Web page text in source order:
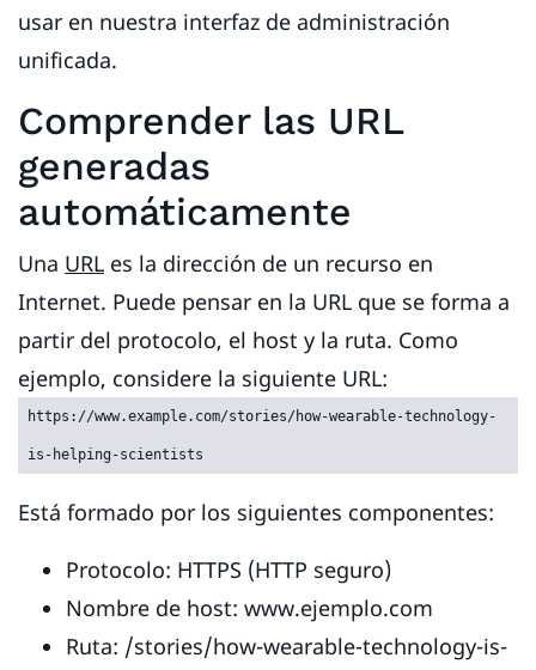
usar en nuestra interfaz de administración
unificada.
Comprender las URL
generadas
automáticamente
Una URL es la dirección de un recurso en
Internet. Puede pensar en la URL que se forma a
partir del protocolo, el host y la ruta. Como
ejemplo, considere la siguiente URL:
https://www.example.com/stories/how-wearable-technology-
is-helping-scientists
Está formado por los siguientes componentes:
Protocolo: HTTPS (HTTP seguro)
Nombre de host: www.ejemplo.com
Ruta: /stories/how-wearable-technology-is-